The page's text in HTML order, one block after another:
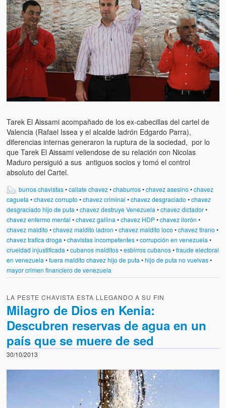
Tarek El Aissami acompañado de los ex-cabecillas del cartel de
Valencia (Rafael Issea y el alcalde ladrón Edgardo Parra),
diferencias internas generaron la ruptura de la sociedad, por lo
que Tarek El Aissami veliendose de su relación con Nicolas
Maduro persiguió a sus antiguos socios y tomó el control
absoluto del Cartel.
burros chavistas•callate chavez•chaburros•chavez asesino •chavez
cagueta •chavez corrupto •chavez criminal •chavez desgraciado •chavez
desgraciado hijo de puta •chavez destruye Venezuela •chavez dictador•
chavez enfermo mental •chavez gallina •chavez HDP•chavez llorón •
chavez maldito •chavez maldito ladron •chavez maldito loco •chavez tirano •
chavez trafica droga •chavistas incompetentes•corrupción en venezuela •
crueldad injustificada •cubanos malditos•esbirros cubanos•fraude electoral
en venezuela •fuera maldito chavez hijo de puta •hijo de puta no vuelvas•
mayor crimen financiero de venezuela
LA PESTE CHAVISTA ESTA LLEGANDO A SU FIN
Milagro de Dios en Kenia:
Descubren reservas de agua en un
país que se muere de sed
30/10/2013